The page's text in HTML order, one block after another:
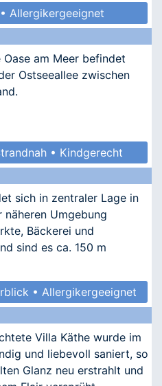
Allergikergeeignet
Oase am Meer befindet
Ostseeallee zwischen
• Kindgerecht
sich in zentraler Lage in
näheren Umgebung
Bäckerei und
sind es ca. 150 m
• Allergikergeeignet
Villa Käthe wurde im
und liebevoll saniert, so
Glanz neu erstrahlt und